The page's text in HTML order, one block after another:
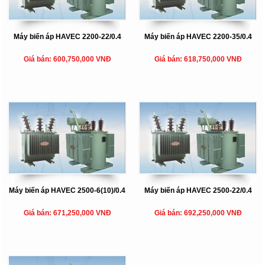
Máy biến áp HAVEC 2200-22/0.4
Giá bán: 600,750,000 VNĐ
Máy biến áp HAVEC 2200-35/0.4
Giá bán: 618,750,000 VNĐ
Máy biến áp HAVEC 2500-6(10)/0.4
Giá bán: 671,250,000 VNĐ
Máy biến áp HAVEC 2500-22/0.4
Giá bán: 692,250,000 VNĐ